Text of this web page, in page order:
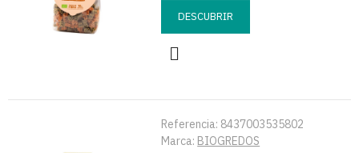
DESCUBRIR
Referencia: 8437003535802
Marca: BIOGREDOS